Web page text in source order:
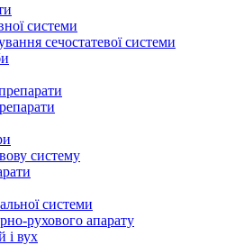
системи
сечостатевої системи
систему
системи
рухового апарату
і вух